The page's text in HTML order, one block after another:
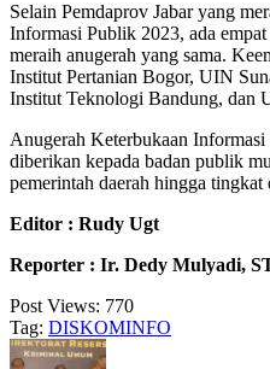
Selain Pemdaprov Jabar yang
Informasi Publik 2023, ada
meraih anugerah yang sama.
Institut Pertanian Bogor, UIN
Institut Teknologi Bandung, dan
Anugerah Keterbukaan
diberikan kepada badan publik
pemerintah daerah hingga
Editor : Rudy Ugt
Reporter : Ir. Dedy Mulyadi,
Post Views: 770
Tag: DISKOMINFO